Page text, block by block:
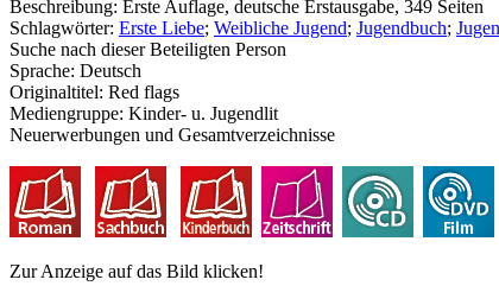
Beschreibung: Erste Auflage, deutsche Erstausgabe, 349 Seiten
Schlagwörter: Erste Liebe; Weibliche Jugend; Jugendbuch;
Suche nach dieser Beteiligten Person
Sprache: Deutsch
Originaltitel: Red flags
Mediengruppe: Kinder- u. Jugendlit
Neuerwerbungen und Gesamtverzeichnisse
Zur Anzeige auf das Bild klicken!